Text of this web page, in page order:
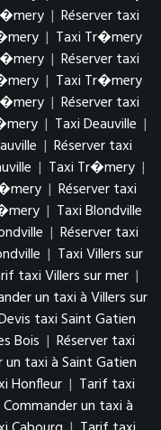
| Réserver taxi
| Taxi Tr�mery
| Réserver taxi
| Taxi Tr�mery
| Réserver taxi
| Taxi Deauville |
| Réserver taxi
| Taxi Tr�mery |
| Réserver taxi
| Taxi Blondville
| Réserver taxi
| Taxi Villers sur
taxi Villers sur mer |
un taxi à Villers sur
taxi Saint Gatien
Bois | Réserver taxi
un taxi à Saint Gatien
Honfleur | Tarif taxi
Commander un taxi à